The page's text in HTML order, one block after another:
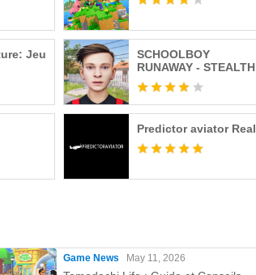
Jeu
SCHOOLBOY
RUNAWAY - STEALTH
Predictor aviator Real
Game News May 11, 2026